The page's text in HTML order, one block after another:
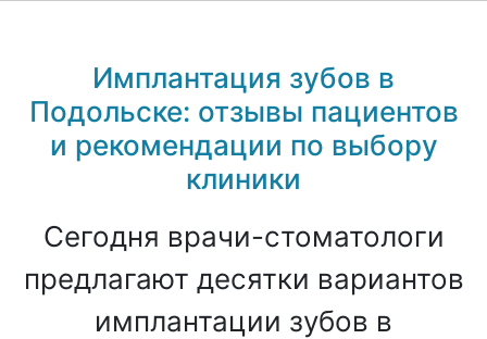
Имплантация зубов в
Подольске: отзывы пациентов
и рекомендации по выбору
клиники
Сегодня врачи-стоматологи
предлагают десятки вариантов
имплантации зубов в